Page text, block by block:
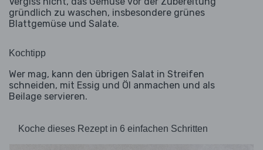
gründlich zu waschen, insbesondere grünes
Blattgemüse und Salate.
Kochtipp
Wer mag, kann den übrigen Salat in Streifen
schneiden, mit Essig und Öl anmachen und als
Beilage servieren.
Koche dieses Rezept in 6 einfachen Schritten